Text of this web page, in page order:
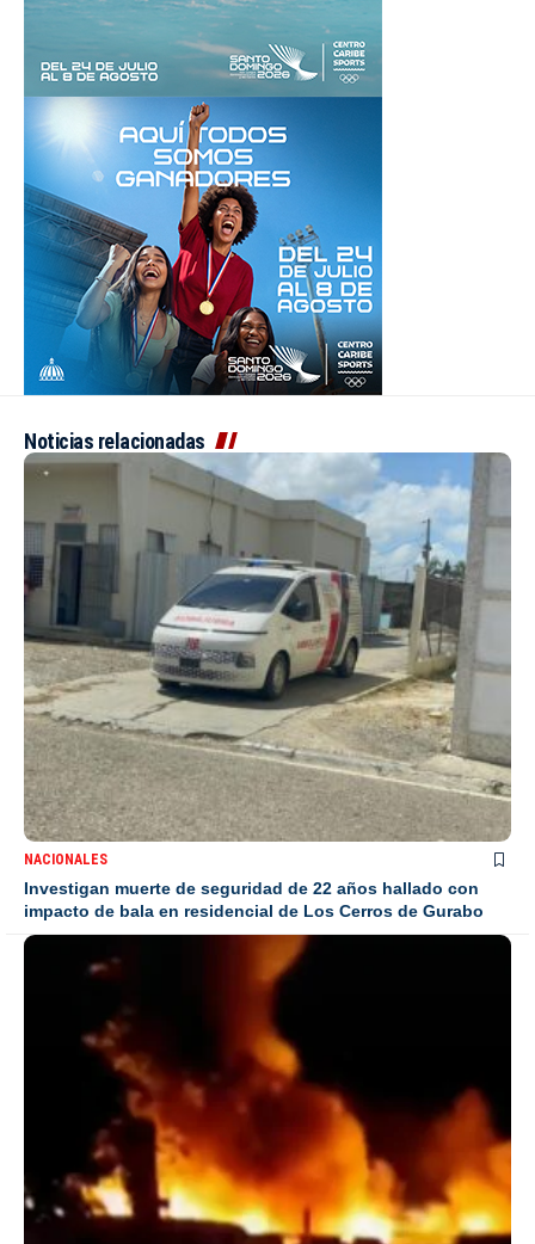
Noticias relacionadas
NACIONALES
Investigan muerte de seguridad de 22 años hallado con
impacto de bala en residencial de Los Cerros de Gurabo